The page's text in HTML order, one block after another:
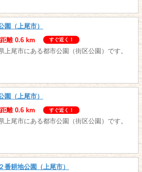
園（上尾市）
距離 0.6 km
すぐ近く！
上尾市にある都市公園（街区公園）です。
園（上尾市）
距離 0.6 km
すぐ近く！
上尾市にある都市公園（街区公園）です。
番耕地公園（上尾市）